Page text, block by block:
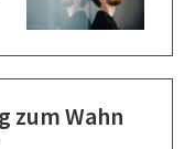
zum Wahn